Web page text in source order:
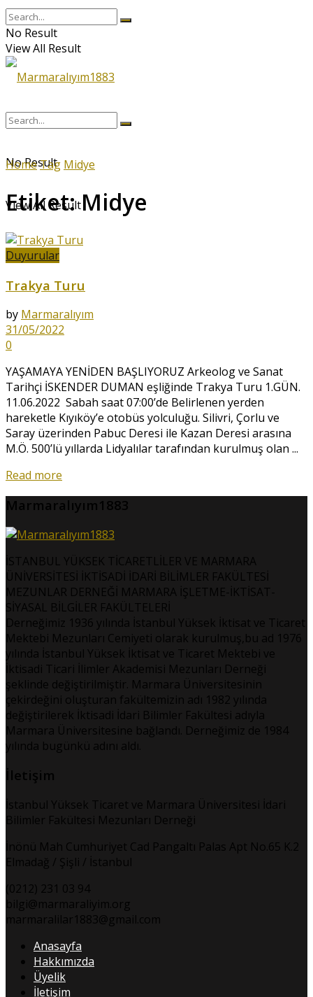
No Result
View All Result
No Result
View All Result
HomeTag Midye
Etiket:Midye
Duyurular
Trakya Turu
by Marmaralıyım
31/05/2022
0
YAŞAMAYA YENİDEN BAŞLIYORUZ Arkeolog ve Sanat
Tarihçi İSKENDER DUMAN eşliğinde Trakya Turu 1.GÜN.
11.06.2022 Sabah saat 07:00’de Belirlenen yerden
hareketle Kıyıköy’e otobüs yolculuğu. Silivri, Çorlu ve
Saray üzerinden Pabuc Deresi ile Kazan Deresi arasına
M.Ö. 500’lü yıllarda Lidyalılar tarafından kurulmuş olan ...
Read more
Marmaralıyım1883
İSTANBUL YÜKSEK TİCARETLİLER VE MARMARA
ÜNİVERSİTESİ İKTİSADİ İDARİ BİLİMLER FAKÜLTESİ
MEZUNLAR DERNEĞİ MARMARA İŞLETME-İKTİSAT-
SİYASAL BİLGİLER FAKÜLTELERİ
Derneğimiz 1936 yılında İstanbul Yüksek İktisat ve Ticaret
Mektebi Mezunları Cemiyeti olarak kurulmuş,bu ad 1976
yılında İstanbul Yüksek İktisat ve Ticaret Mektebi ve
İktisadi Ticari İlimler Akademisi Mezunları Derneği
şeklinde değiştirilmiştir. Marmara Üniversitesinin
çekirdeğini oluşturan fakültemizin adı 1982 yılında
değiştirilerek İktisadi İdari Bilimler Fakültesi adıyla
Marmara Üniversitesine bağlandı. Derneğimiz de 1984
yılında bugünkü adını aldı.
İletişim
İstanbul Yüksek Ticaret ve Marmara Üniversitesi İdari
Bilimler Fakültesi Mezunları Derneği
İnönü Mah Cumhuriyet Cad Pangaltı Palas Apt No.65 K.2
Elmadağ / Şişli / İstanbul
(0212) 231 03 94
bilgi@marmaraliyim.org
marmaralilar1883@gmail.com
Anasayfa
Hakkımızda
Üyelik
İletişim